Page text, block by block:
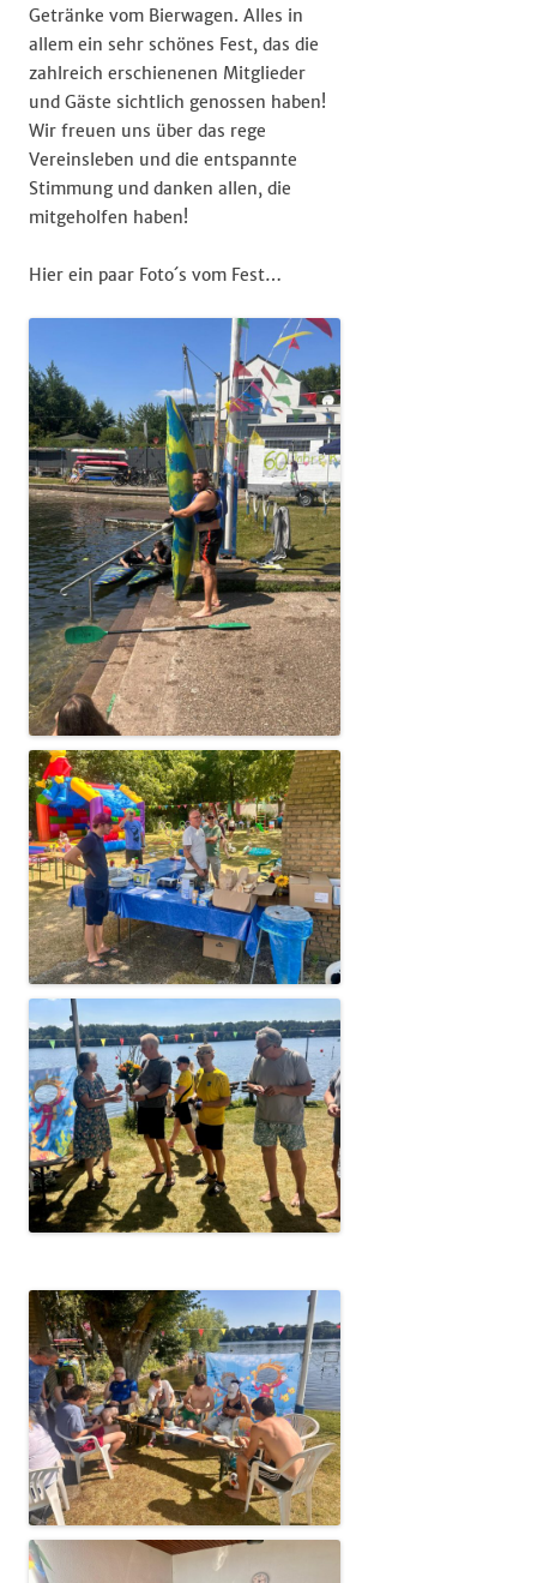
Getränke vom Bierwagen. Alles in
allem ein sehr schönes Fest, das die
zahlreich erschienenen Mitglieder
und Gäste sichtlich genossen haben!
Wir freuen uns über das rege
Vereinsleben und die entspannte
Stimmung und danken allen, die
mitgeholfen haben!
Hier ein paar Foto´s vom Fest…